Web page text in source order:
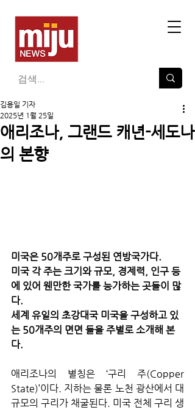
애리조나, 그랜드 캐년-세도나
의 본향
김용일 기자
2025년 1월 25일
미국은 50개주로 구성된 연방국가다.
미국 각 주는 크기와 규모, 경제력, 인구 등
에 있어 웬만한 국가를 능가하는 곳들이 많
다.
세계 유일의 초강대국 미국을 구성하고 있
는 50개주의 면면 들을 주별로 소개해 본
다.
애리조나의 별칭은 ‘구리 주(Copper
State)’이다. 지하는 물론 노천 광산에서 대
규모의 구리가 채굴된다. 미국 전체 구리 생